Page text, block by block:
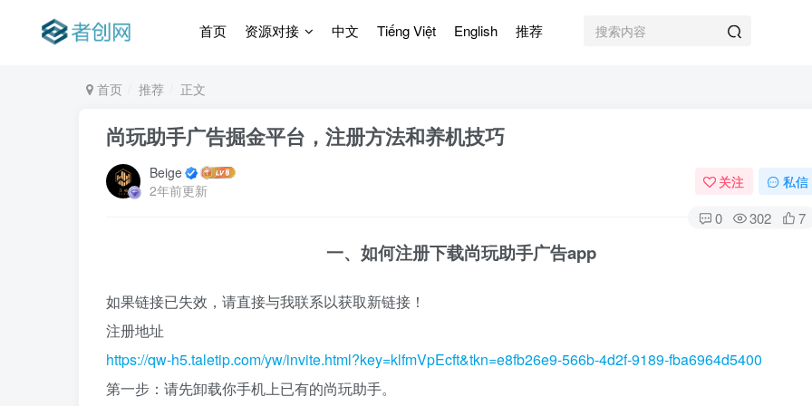
首页 资源对接 中文 Tiếng Việt English 推荐
首页 推荐 正文
尚玩助手广告掘金平台，注册方法和养机技巧
Beige
2年前更新
关注 私信
0 302 7
一、如何注册下载尚玩助手广告app
如果链接已失效，请直接与我联系以获取新链接！
注册地址
https://qw-h5.taletip.com/yw/invite.html?key=klfmVpEcft&tkn=e8fb26e9-566b-4d2f-9189-fba6964d5400
第一步：请先卸载你手机上已有的尚玩助手。